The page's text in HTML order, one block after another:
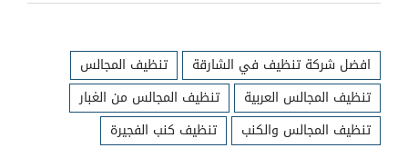
افضل شركة تنظيف في الشارقة
تنظيف المجالس
تنظيف المجالس العربية
تنظيف المجالس من الغبار
تنظيف المجالس والكنب
تنظيف كنب الفجيرة